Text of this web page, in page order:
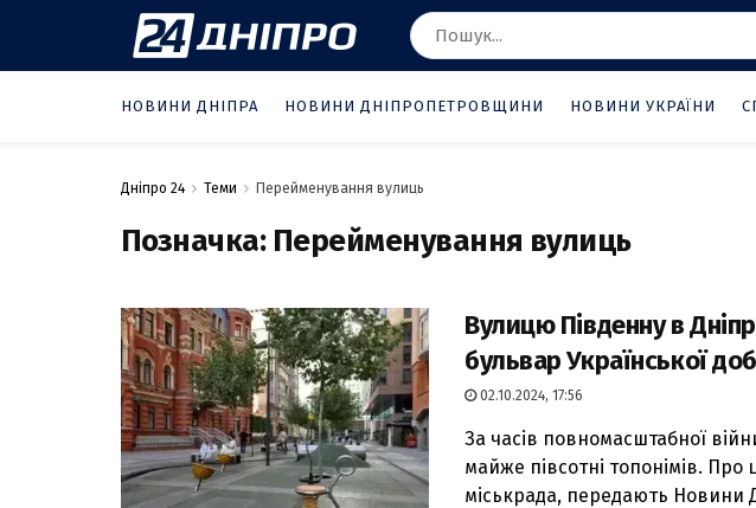
НОВИНИ ДНІПРА НОВИНИ ДНІПРОПЕТРОВЩИНИ НОВИНИ УКРАЇНИ
Дніпро 24 Теми Перейменування вулиць
Позначка: Перейменування вулиць
Вулицю Південну в
бульвар Української
02.10.2024, 17:56
За часів повномасштабної
майже півсотні топонімів. Про
міськрада, передають Новини